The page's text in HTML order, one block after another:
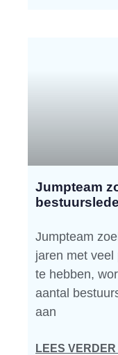
Jumpteam
Jumpteam
jaren met veel
te hebben,
aantal
aan
LEES VERDER